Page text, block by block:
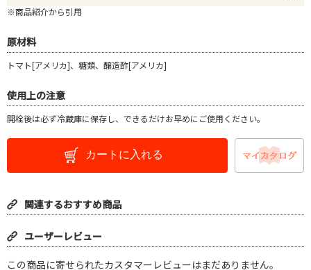
※商品紹介から引用
原材料
トマト[アメリカ]、糖類、醸造酢[アメリカ]
使用上の注意
開栓後は必ず冷蔵庫に保存し、できるだけお早めにご使用ください。
カートに入れる
関連するおすすめ商品
ユーザーレビュー
この商品に寄せられたカスタマーレビューはまだありません。